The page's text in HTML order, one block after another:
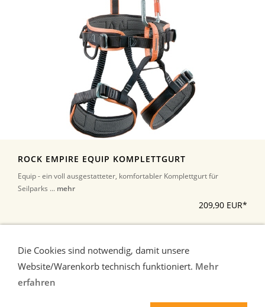
ROCK EMPIRE EQUIP KOMPLETTGURT
Equip - ein voll ausgestatteter, komfortabler Komplettgurt für
Seilparks ... mehr
209,90 EUR*
*Alle Preise inkl. Umsatzsteuer, zuzüglich Versand
AGB Widerrufsrecht
Die Cookies sind notwendig, damit unsere
Website/Warenkorb technisch funktioniert. Mehr
erfahren